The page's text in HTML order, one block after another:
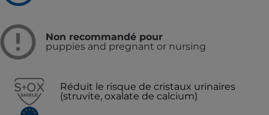
Non recommandé pour
puppies and pregnant or nursing
Réduit le risque de cristaux urinaires
(struvite, oxalate de calcium)